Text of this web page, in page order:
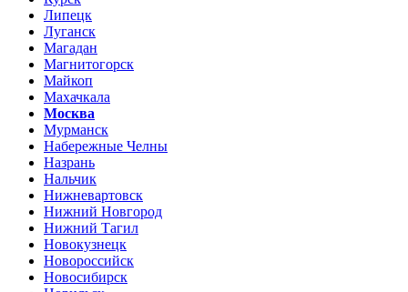
Липецк
Луганск
Магадан
Магнитогорск
Майкоп
Махачкала
Москва
Мурманск
Набережные Челны
Назрань
Нальчик
Нижневартовск
Нижний Новгород
Нижний Тагил
Новокузнецк
Новороссийск
Новосибирск